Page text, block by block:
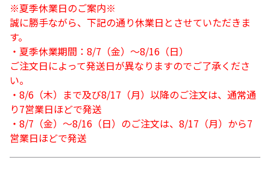
※夏季休業日のご案内※
誠に勝手ながら、下記の通り休業日とさせていただきま
す。
・夏季休業期間：8/7（金）～8/16（日）
ご注文日によって発送日が異なりますのでご了承くださ
い。
・8/6（木）まで及び8/17（月）以降のご注文は、通常通
り7営業日ほどで発送
・8/7（金）～8/16（日）のご注文は、8/17（月）から7
営業日ほどで発送